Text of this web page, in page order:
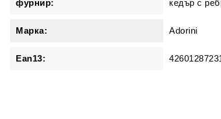
фурнир:
кедър с
Марка: Adorini
Ean13: